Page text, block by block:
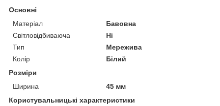
Основні
Матеріал
Бавовна
Світловідбиваюча
Ні
Тип
Мережива
Колір
Білий
Розміри
Ширина
45 мм
Користувальницькі характеристики